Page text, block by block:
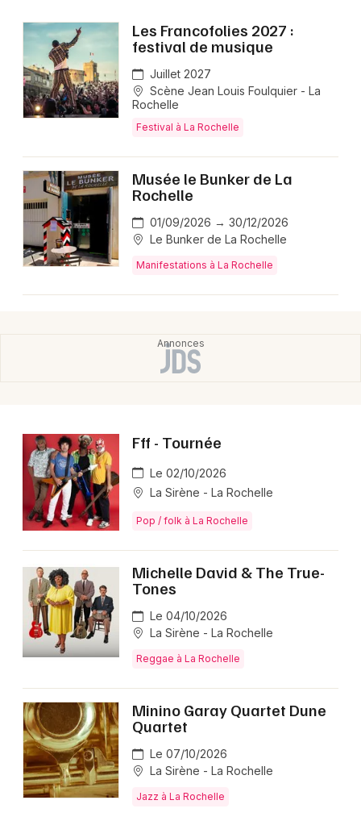
Les Francofolies 2027 :
festival de musique
Juillet 2027
Scène Jean Louis Foulquier - La
Rochelle
Festival à La Rochelle
Musée le Bunker de La
Rochelle
01/09/2026 → 30/12/2026
Le Bunker de La Rochelle
Manifestations à La Rochelle
Fff - Tournée
Le 02/10/2026
La Sirène - La Rochelle
Pop / folk à La Rochelle
Michelle David & The True-
Tones
Le 04/10/2026
La Sirène - La Rochelle
Reggae à La Rochelle
Minino Garay Quartet Dune
Quartet
Le 07/10/2026
La Sirène - La Rochelle
Jazz à La Rochelle